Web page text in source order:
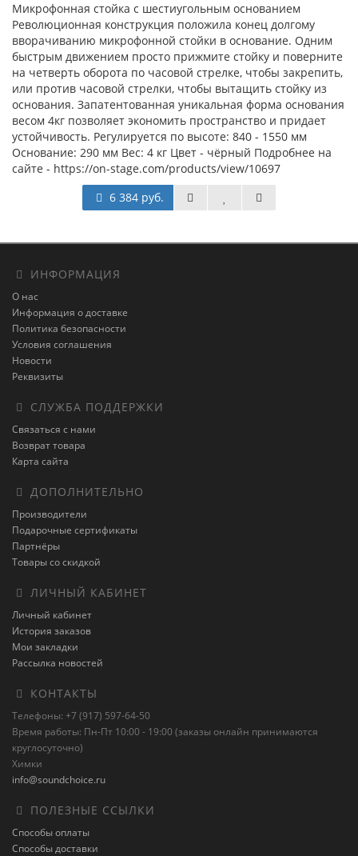
Микрофонная стойка с шестиугольным основанием
Революционная конструкция положила конец долгому
вворачиванию микрофонной стойки в основание. Одним
быстрым движением просто прижмите стойку и поверните
на четверть оборота по часовой стрелке, чтобы закрепить,
или против часовой стрелки, чтобы вытащить стойку из
основания. Запатентованная уникальная форма основания
весом 4кг позволяет экономить пространство и придает
устойчивость. Регулируется по высоте: 840 - 1550 мм
Основание: 290 мм Вес: 4 кг Цвет - чёрный Подробнее на
сайте - https://on-stage.com/products/view/10697
6 384 руб.
ИНФОРМАЦИЯ
О нас
Информация о доставке
Политика безопасности
Условия соглашения
Новости
Реквизиты
СЛУЖБА ПОДДЕРЖКИ
Связаться с нами
Возврат товара
Карта сайта
ДОПОЛНИТЕЛЬНО
Производители
Подарочные сертификаты
Партнёры
Товары со скидкой
ЛИЧНЫЙ КАБИНЕТ
Личный кабинет
История заказов
Мои закладки
Рассылка новостей
КОНТАКТЫ
Телефоны: +7 (917) 597-64-50
Время работы: Пн-Пт 10:00 - 19:00 (заказы онлайн принимаются
круглосуточно)
Химки
info@soundchoice.ru
ПОЛЕЗНЫЕ ССЫЛКИ
Способы оплаты
Способы доставки